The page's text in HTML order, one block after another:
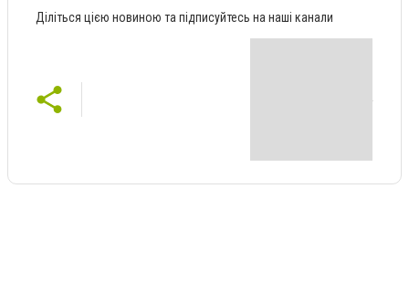
Діліться цією новиною та підписуйтесь на наші канали